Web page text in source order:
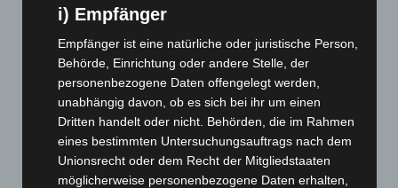
Januar 2026(122)
Dezember 2025 (103)
November 2025(114)
Oktober 2025
(112)
September 2025(93)
August 2025(90)
Juli 2025 (90)
i) Empfänger
Empfänger ist eine natürliche oder juristische Person,
Behörde, Einrichtung oder andere Stelle, der
personenbezogene Daten offengelegt werden,
unabhängig davon, ob es sich bei ihr um einen
Dritten handelt oder nicht. Behörden, die im Rahmen
eines bestimmten Untersuchungsauftrags nach dem
Unionsrecht oder dem Recht der Mitgliedstaaten
möglicherweise personenbezogene Daten erhalten,